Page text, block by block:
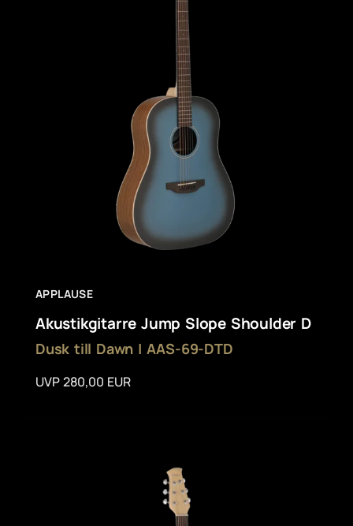
APPLAUSE
Akustikgitarre Jump Slope Shoulder D
Dusk till Dawn | AAS-69-DTD
UVP 280,00 EUR